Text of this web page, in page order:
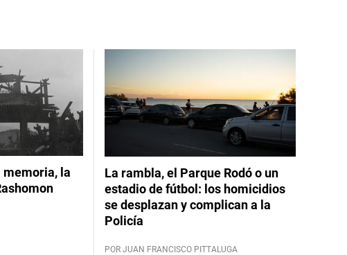
memoria, la
La rambla, el Parque Rodó o un
estadio de fútbol: los homicidios
se desplazan y complican a la
Policía
POR JUAN FRANCISCO PITTALUGA